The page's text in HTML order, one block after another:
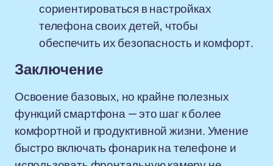
сориентироваться в настройках
телефона своих детей, чтобы
обеспечить их безопасность и комфорт.
Заключение
Освоение базовых, но крайне полезных
функций смартфона — это шаг к более
комфортной и продуктивной жизни. Умение
быстро включать фонарик на телефоне и